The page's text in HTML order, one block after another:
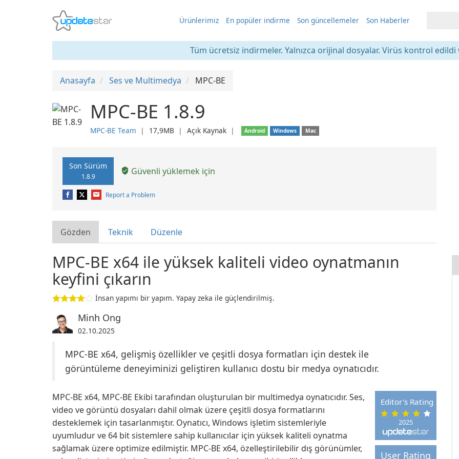
Ürünlerimiz En popüler indirme Son güncellemeler Son Haberler
Tüm ücretsiz indirmeler. Yalnızca orijinal dosyalar. Virüs kontrol edildi
Anasayfa Ses ve Multimedya MPC-BE
MPC-BE 1.8.9
MPC-BE Team ❘ 17,9MB ❘ Açık Kaynak ❘ Android Windows Mac
Son Sürüm
1.8.9 Güvenli yüklemek için
Report a Problem
Gözden Teknik Düzenle
MPC-BE x64 ile yüksek kaliteli video oynatmanın
keyfini çıkarın
İnsan yapımı bir yapım. Yapay zeka ile güçlendirilmiş.
Minh Ong
02.10.2025
MPC-BE x64, gelişmiş özellikler ve çeşitli dosya formatları için destek ile
görüntüleme deneyiminizi geliştiren kullanıcı dostu bir medya oynatıcıdır.
2025
Editor's Rating
User Rating
MPC-BE x64, MPC-BE Ekibi tarafından oluşturulan bir multimedya oynatıcıdır. Ses,
video ve görüntü dosyaları dahil olmak üzere çeşitli dosya formatlarını
desteklemek için tasarlanmıştır. Oynatıcı, Windows işletim sistemleriyle
uyumludur ve 64 bit sistemlere sahip kullanıcılar için yüksek kaliteli oynatma
sağlamak üzere optimize edilmiştir. MPC-BE x64, özelleştirilebilir dış görünümler,